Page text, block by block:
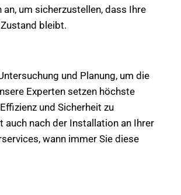
um sicherzustellen, dass Ihre
bleibt.
und Planung, um die
Experten setzen höchste
und Sicherheit zu
auch nach der Installation an Ihrer
wann immer Sie diese